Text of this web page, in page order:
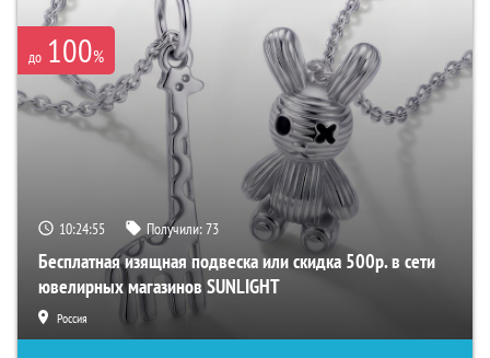
до 100%
10:24:54 Получили:73
Бесплатная изящная подвеска или скидка 500р. в сети
ювелирных магазинов SUNLIGHT
Россия